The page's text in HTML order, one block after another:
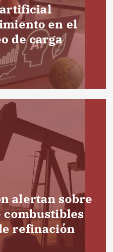
en el
de carga
alertan sobre
combustibles
refinación